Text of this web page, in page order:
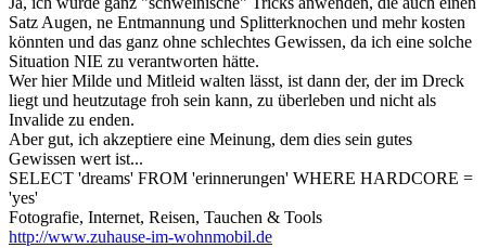
Satz Augen, ne Entmannung und Splitterknochen und mehr kosten
könnten und das ganz ohne schlechtes Gewissen, da ich eine solche
Situation NIE zu verantworten hätte.
Wer hier Milde und Mitleid walten lässt, ist dann der, der im Dreck
liegt und heutzutage froh sein kann, zu überleben und nicht als
Invalide zu enden.
Aber gut, ich akzeptiere eine Meinung, dem dies sein gutes
Gewissen wert ist...
SELECT 'dreams' FROM 'erinnerungen' WHERE HARDCORE =
'yes'
Fotografie, Internet, Reisen, Tauchen & Tools
http://www.zuhause-im-wohnmobil.de